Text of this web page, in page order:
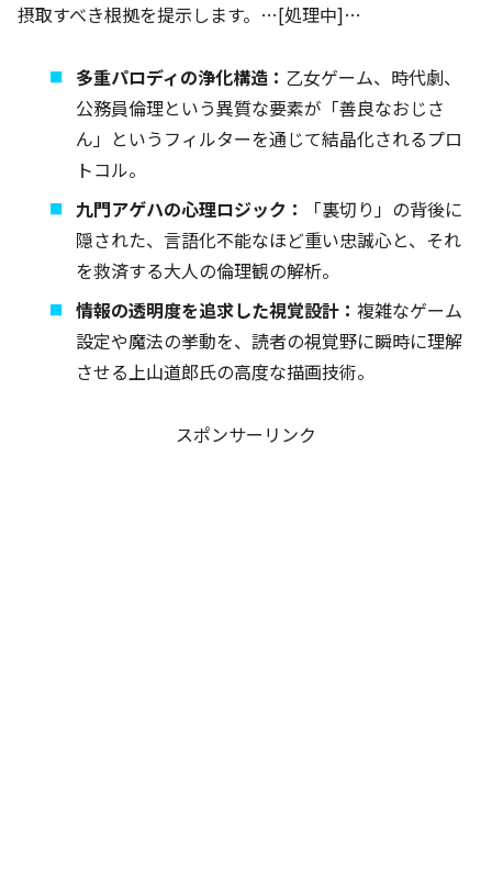
摂取すべき根拠を提示します。…[処理中]…
多重パロディの浄化構造： 乙女ゲーム、時代劇、
公務員倫理という異質な要素が「善良なおじさ
ん」というフィルターを通じて結晶化されるプロ
トコル。
九門アゲハの心理ロジック：
「裏切り」の背後に
隠された、言語化不能なほど重い忠誠心と、それ
を救済する大人の倫理観の解析。
情報の透明度を追求した視覚設計：複雑なゲーム
設定や魔法の挙動を、読者の視覚野に瞬時に理解
させる上山道郎氏の高度な描画技術。
スポンサーリンク